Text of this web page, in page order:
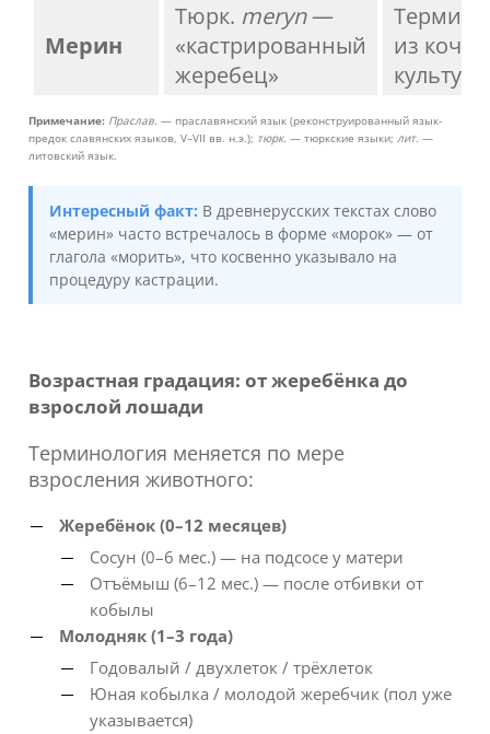
Мерин
Тюрк. meryn—
«кастрированный
жеребец»
Термин
из
культур
Примечание: Праслав. — праславянский язык (реконструированный язык-
предок славянских языков, V–VII вв. н.э.); тюрк. — тюркские языки;лит. —
литовский язык.
Интересный факт: В древнерусских текстах слово
«мерин» часто встречалось в форме «морок» — от
глагола «морить», что косвенно указывало на
процедуру кастрации.
Возрастная градация: от жеребёнка до
взрослой лошади
Терминология меняется по мере
взросления животного:
Жеребёнок (0–12 месяцев)
Сосун (0–6 мес.) — на подсосе у матери
Отъёмыш (6–12 мес.) — после отбивки от
кобылы
Молодняк (1–3 года)
Годовалый / двухлеток / трёхлеток
Юная кобылка / молодой жеребчик (пол уже
указывается)